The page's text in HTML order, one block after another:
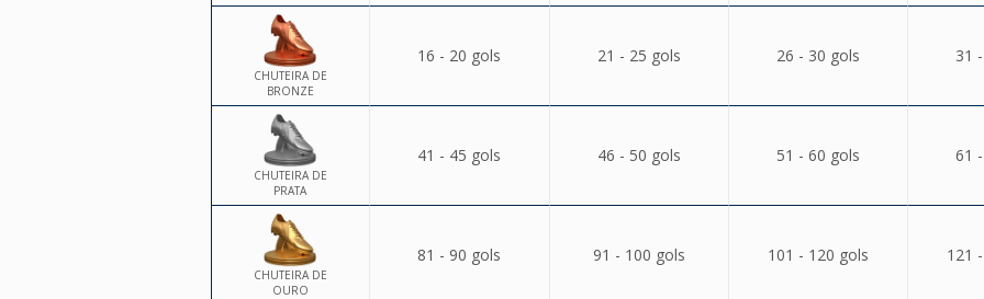
CHUTEIRA DE
BRONZE
16 - 20 gols 21 - 25 gols 26 - 30 gols 31
CHUTEIRA DE
PRATA
41 - 45 gols 46 - 50 gols 51 - 60 gols 61
CHUTEIRA DE
OURO
81 - 90 gols 91 - 100 gols 101 - 120 gols 121